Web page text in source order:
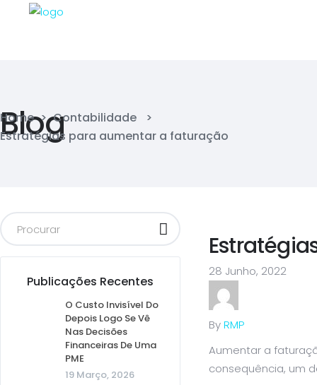
Blog
Home > Contabilidade
>
Estratégias para aumentar a faturação
Publicações Recentes
O Custo Invisível Do
Depois Logo Se Vê
Nas Decisões
Financeiras De Uma
PME
19 Março, 2026
28 Junho, 2022
ByRMP
Aumentar a
consequência, um